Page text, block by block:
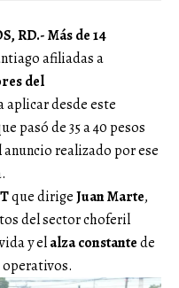
RD.- Más de 14
afiliadas a
del
aplicar desde este
pasó de 35 a 40 pesos
realizado por ese
que dirigeJuan Marte,
del sector choferil
y elalza constantede